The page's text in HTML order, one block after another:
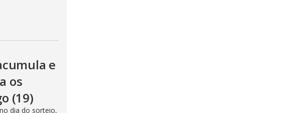
e
os
(19)
dia do sorteio,